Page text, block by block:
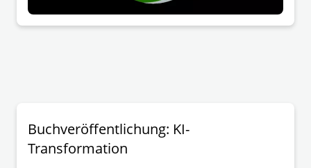
Buchveröffentlichung: KI-
Transformation